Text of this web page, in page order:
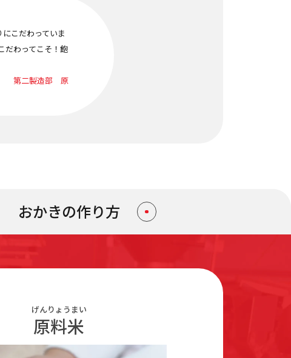
こだわっていま
だわってこそ！飽
第二製造部 原
おかきの作り方
げんりょうまい
原料米